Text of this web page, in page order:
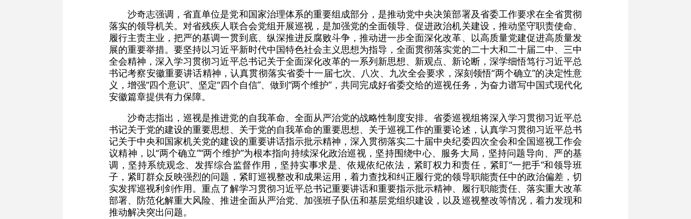
沙奇志强调，省直单位是党和国家治理体系的重要组成部分，是推动党中央决策部署及省委工作要求在全省贯彻
落实的领导机关。对省残疾人联合会党组开展巡视，是加强党的全面领导、促进政治机关建设，推动坚守职责使命、
履行主责主业，把严的基调一贯到底、纵深推进反腐败斗争，推动进一步全面深化改革、以高质量党建促进高质量发
展的重要举措。要坚持以习近平新时代中国特色社会主义思想为指导，全面贯彻落实党的二十大和二十届二中、三中
全会精神，深入学习贯彻习近平总书记关于全面深化改革的一系列新思想、新观点、新论断，深学细悟笃行习近平总
书记考察安徽重要讲话精神，认真贯彻落实省委十一届七次、八次、九次全会要求，深刻领悟“两个确立”的决定性意
义，增强“四个意识”、坚定“四个自信”、做到“两个维护”，共同完成好省委交给的巡视任务，为奋力谱写中国式现代化
安徽篇章提供有力保障。
沙奇志指出，巡视是推进党的自我革命、全面从严治党的战略性制度安排。省委巡视组将深入学习贯彻习近平总
书记关于党的建设的重要思想、关于党的自我革命的重要思想、关于巡视工作的重要论述，认真学习贯彻习近平总书
记关于中央和国家机关党的建设的重要讲话指示批示精神，深入贯彻落实二十届中央纪委四次全会和全国巡视工作会
议精神，以“两个确立”“两个维护”为根本指向持续深化政治巡视，坚持围绕中心、服务大局，坚持问题导向、严的基
调，坚持系统观念、发挥综合监督作用，坚持实事求是、依规依纪依法，紧盯权力和责任，紧盯“一把手”和领导班
子，紧盯群众反映强烈的问题，紧盯巡视整改和成果运用，着力查找和纠正履行党的领导职能责任中的政治偏差，切
实发挥巡视利剑作用。重点了解学习贯彻习近平总书记重要讲话和重要指示批示精神、履行职能责任、落实重大改革
部署、防范化解重大风险、推进全面从严治党、加强班子队伍和基层党组织建设，以及巡视整改等情况，着力发现和
推动解决突出问题。